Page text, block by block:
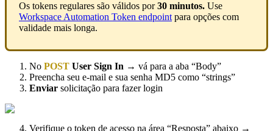
Os tokens regulares são válidos por30 minutos. Use
Workspace Automation Token endpoint para opções com
validade mais longa.
No POST User Sign In → vá para a aba “Body”
Preencha seu e-mail e sua senha MD5 como “strings”
Enviar solicitação para fazer login
Verifique o token de acesso na área “Resposta” abaixo →